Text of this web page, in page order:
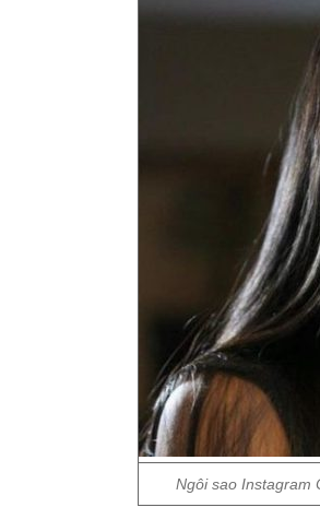
Ngôi sao Instagram